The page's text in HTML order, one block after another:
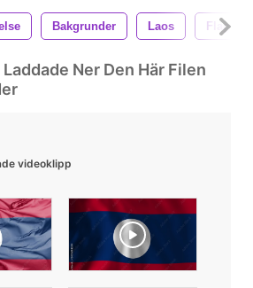
Bakgrunder Laos Flagga
Ner Den Här Filen
videoklipp